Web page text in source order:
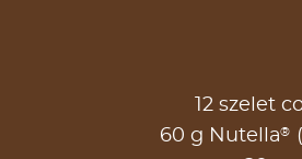
12 szelet
60 g Nutella®